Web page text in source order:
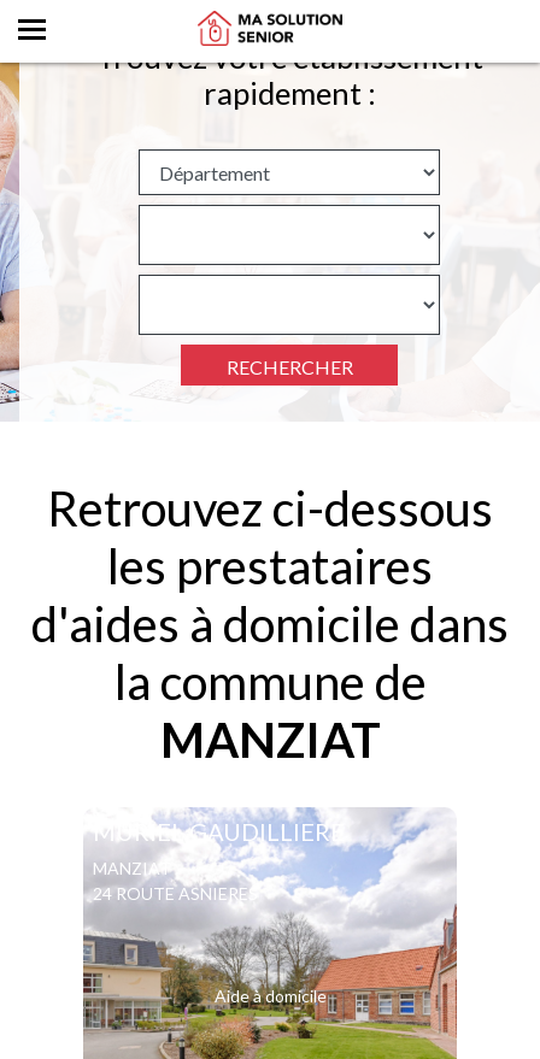
Trouvez votre établissement
rapidement :
RECHERCHER
Retrouvez ci-dessous
les prestataires
d'aides à domicile dans
la commune de
MANZIAT
MURIEL GAUDILLIERE
MANZIAT
24 ROUTE ASNIERES
Aide à domicile